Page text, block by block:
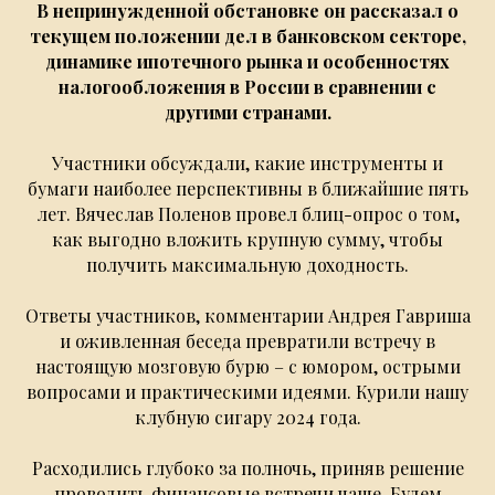
В непринужденной обстановке он рассказал о
текущем положении дел в банковском секторе,
динамике ипотечного рынка и особенностях
налогообложения в России в сравнении с
другими странами.
Участники обсуждали, какие инструменты и
бумаги наиболее перспективны в ближайшие пять
лет. Вячеслав Поленов провел блиц-опрос о том,
как выгодно вложить крупную сумму, чтобы
получить максимальную доходность.
Ответы участников, комментарии Андрея Гавриша
и оживленная беседа превратили встречу в
настоящую мозговую бурю – с юмором, острыми
вопросами и практическими идеями. Курили нашу
клубную сигару 2024 года.
Расходились глубоко за полночь, приняв решение